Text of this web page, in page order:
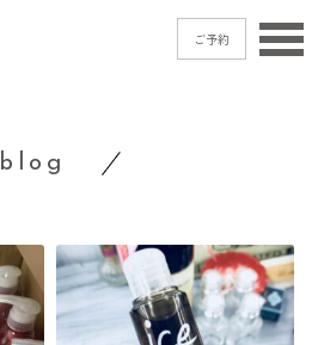
ご予約
access
blog